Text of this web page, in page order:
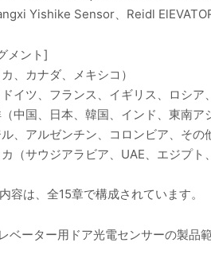
Yishike Sensor、Reidl
メント]
、カナダ、メキシコ）
イツ、フランス、イギリス、ロシア
中国、日本、韓国、インド、東南ア
、アルゼンチン、コロンビア、その
（サウジアラビア、UAE、エジプト
容は、全15章で構成されています。
ベーター用ドア光電センサーの製品